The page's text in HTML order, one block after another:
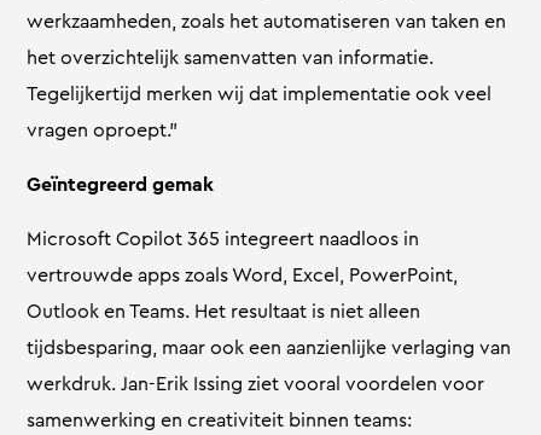
werkzaamheden, zoals het automatiseren van taken en
het overzichtelijk samenvatten van informatie.
Tegelijkertijd merken wij dat implementatie ook veel
vragen oproept.”
Geïntegreerd gemak
Microsoft Copilot 365 integreert naadloos in
vertrouwde apps zoals Word, Excel, PowerPoint,
Outlook en Teams. Het resultaat is niet alleen
tijdsbesparing, maar ook een aanzienlijke verlaging van
werkdruk. Jan-Erik Issing ziet vooral voordelen voor
samenwerking en creativiteit binnen teams: